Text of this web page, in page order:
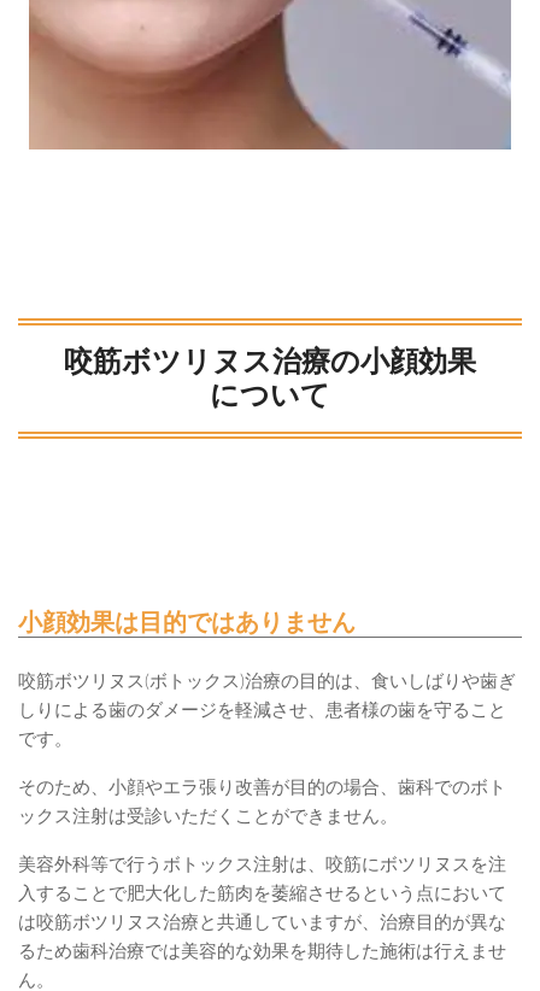
咬筋ボツリヌス治療の小顔効果
について
小顔効果は目的ではありません
咬筋ボツリヌス(ボトックス)治療の目的は、食いしばりや歯ぎ
しりによる歯のダメージを軽減させ、患者様の歯を守ること
です。
そのため、小顔やエラ張り改善が目的の場合、歯科でのボト
ックス注射は受診いただくことができません。
美容外科等で行うボトックス注射は、咬筋にボツリヌスを注
入することで肥大化した筋肉を萎縮させるという点において
は咬筋ボツリヌス治療と共通していますが、治療目的が異な
るため歯科治療では美容的な効果を期待した施術は行えませ
ん。